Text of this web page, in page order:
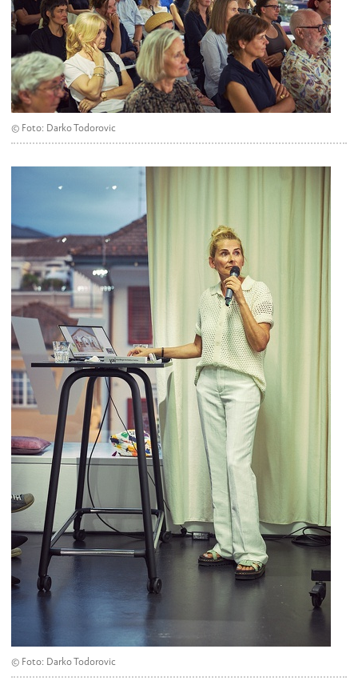
© Foto: Darko Todorovic
© Foto: Darko Todorovic